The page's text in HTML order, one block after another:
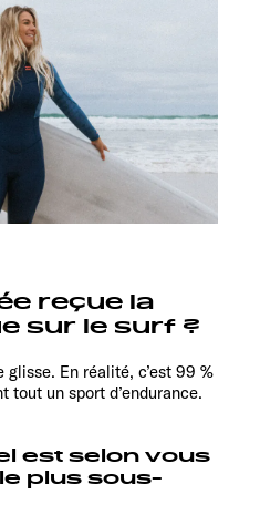
reçue la
sur le surf ?
glisse. En réalité, c’est 99 %
tout un sport d’endurance.
est selon vous
plus sous-